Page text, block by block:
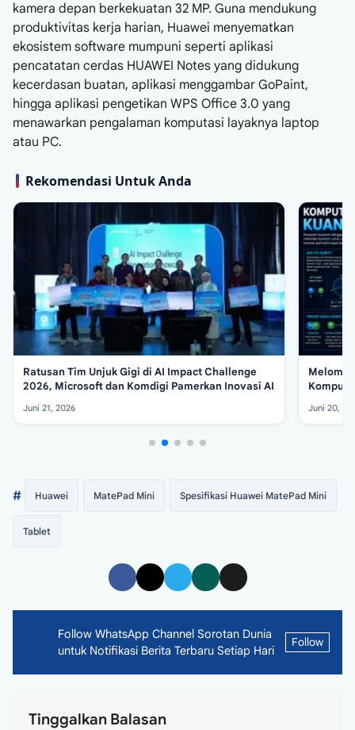
kamera depan berkekuatan 32 MP. Guna mendukung
produktivitas kerja harian, Huawei menyematkan
ekosistem software mumpuni seperti aplikasi
pencatatan cerdas HUAWEI Notes yang didukung
kecerdasan buatan, aplikasi menggambar GoPaint,
hingga aplikasi pengetikan WPS Office 3.0 yang
menawarkan pengalaman komputasi layaknya laptop
atau PC.
Rekomendasi Untuk Anda
Ratusan Tim Unjuk Gigi di AI Impact Challenge
2026, Microsoft dan Komdigi Pamerkan Inovasi AI
Juni 21, 2026 Juni 20,
# Huawei MatePad Mini Spesifikasi Huawei MatePad Mini
Tablet
Follow WhatsApp Channel Sorotan Dunia
untuk Notifikasi Berita Terbaru Setiap Hari
Follow
Tinggalkan Balasan